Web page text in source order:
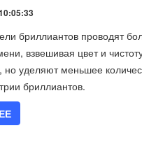
бриллиантов проводят
взвешивая цвет и
но уделяют меньшее
бриллиантов.